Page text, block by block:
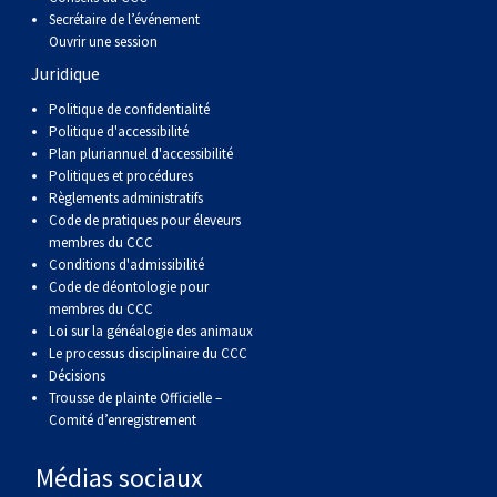
Berger anglais
Berger polonais de plaine
Berger portugais
Puli
Schapendoes néerlandais
Berger Shetland
Chien d’eau espagnol
Chien Ibizan
Lévrier irlandais
Norrbottenspets
Elkhound norvégien
Lundehund norvégien
Otterhound
Petit basset griffon vendéen
Terrier tibétain
Xoloitzcuintli (moyen)
Xoloïtzcuintli (standard)
Setter irlandais
Épagneul cocker américain
Épagneul d’eau américain
Épagneul bleu de Picardie
Épagneul breton
Épagneul Clumber
Épagneul cocker anglais
Terrier de Norwich
Terrier du révérend Russell
Terrier chasseur de rat
Terrier Russell
Schnauzer (nain)
Terrier écossais
Terrier Sealyham
Caniche (nain)
Carlin
Petit chien russe
Terrier à poil soyeux
Fox terrier miniature
Terrier de Manchester nain
Xoloitzcuintli (nain)
Grand bouvier suisse
Chien du Groenland
Hovawart
Chien d’ours de Carélie
Komondor
Kuvasz
Leonberger
Top Dogs
Secrétaire de l’événement
Ouvrir une session
Juridique
Politique de confidentialité
Politique d'accessibilité
Plan pluriannuel d'accessibilité
Politiques et procédures
Règlements administratifs
Code de pratiques pour éleveurs
membres du CCC
Conditions d'admissibilité
Code de déontologie pour
membres du CCC
Loi sur la généalogie des animaux
Le processus disciplinaire du CCC
Décisions
Trousse de plainte Officielle –
Comité d’enregistrement
Médias sociaux